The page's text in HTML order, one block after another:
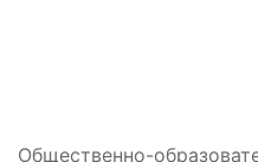
Общественно-